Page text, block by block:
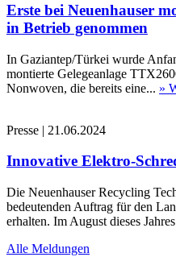
Erste bei Neuenhauser
in Betrieb genommen
In Gaziantep/Türkei wurde
montierte Gelegeanlage
Nonwoven, die bereits eine... »
Presse | 21.06.2024
Innovative Elektro-
Die Neuenhauser Recycling
bedeutenden Auftrag für den
erhalten. Im August dieses
Alle Meldungen